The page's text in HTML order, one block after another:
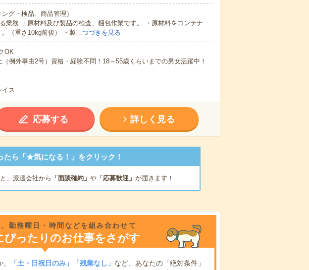
グ・検品、商品管理）
業務 ・原材料及び製品の検査、梱包作業です。 ・原材料をコンテナ
。（重さ10kg前後） ・製…つづきを見る
OK
例外事由2号）資格・経験不問！18～55歳くらいまでの男女活躍中！
イス
応募する 詳しく見る
たら「★気になる！」をクリック！
、派遣会社から 「面談確約」 や「応募歓迎」 が届きます！
勤務曜日・時間などを組み合わせて
ぴったりのお仕事をさがす
「土・日祝日のみ」「残業なし」 など、あなたの「絶対条件」